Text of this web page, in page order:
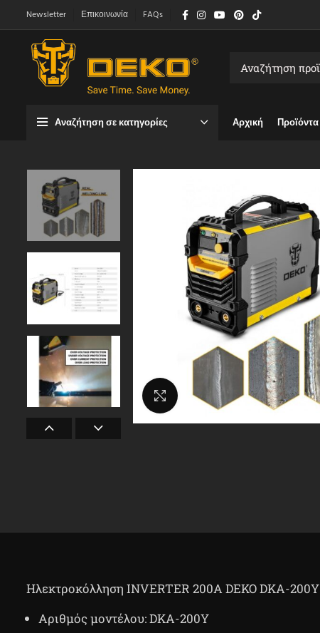
Newsletter Επικοινωνία FAQs
Αναζήτηση σε κατηγορίες Αρχική Προϊόντα
Κλικ για μεγέθυνση
Ηλεκτροκόλληση INVERTER 200A DEKO DKA-200Y
Αριθμός μοντέλου: DKA-200Y